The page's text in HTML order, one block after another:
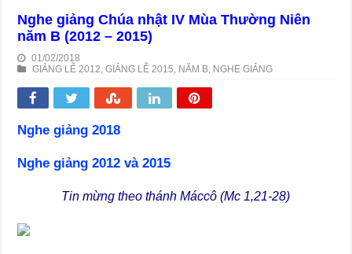
Nghe giảng Chúa nhật IV Mùa Thường Niên
năm B (2012 – 2015)
01/02/2018
GIẢNG LỄ 2012 ,GIẢNG LỄ 2015 NĂM B NGHE GIẢNG
Nghe giảng 2018
Nghe giảng 2012 và 2015
Tin mừng theo thánh Máccô (Mc 1,21-28)